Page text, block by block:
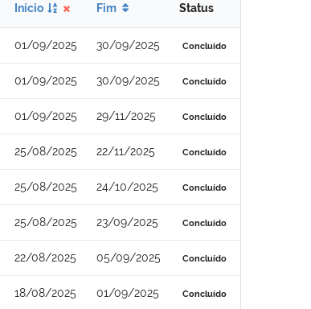
Início Fim Status
01/09/2025 30/09/2025 Concluído
01/09/2025 30/09/2025 Concluído
01/09/2025 29/11/2025 Concluído
25/08/2025 22/11/2025 Concluído
25/08/2025 24/10/2025 Concluído
25/08/2025 23/09/2025 Concluído
22/08/2025 05/09/2025 Concluído
18/08/2025 01/09/2025 Concluído